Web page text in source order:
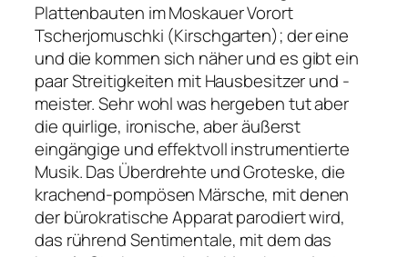
Plattenbauten im Moskauer Vorort
Tscherjomuschki (Kirschgarten); der eine
und die kommen sich näher und es gibt ein
paar Streitigkeiten mit Hausbesitzer und -
meister. Sehr wohl was hergeben tut aber
die quirlige, ironische, aber äußerst
eingängige und effektvoll instrumentierte
Musik. Das Überdrehte und Groteske, die
krachend-pompösen Märsche, mit denen
der bürokratische Apparat parodiert wird,
das rührend Sentimentale, mit dem das